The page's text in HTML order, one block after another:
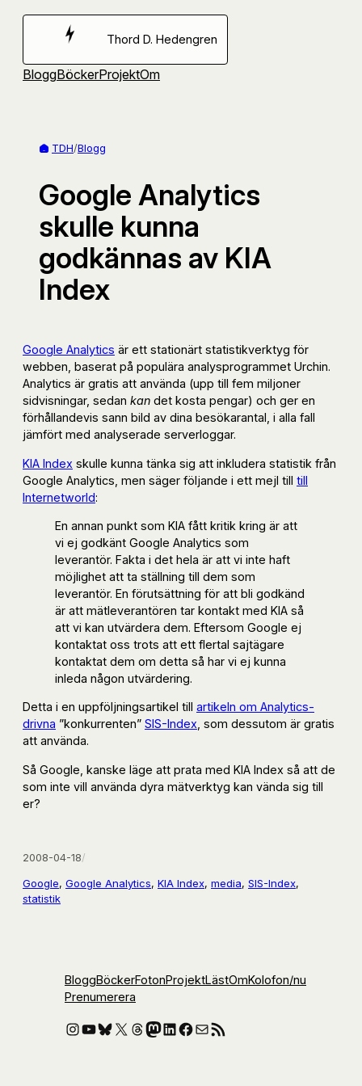
Hoppa
Thord D. Hedengren
BloggBöckerProjektOm
TDH/Blogg
Google Analytics
skulle kunna
godkännas av KIA
Index
Google Analytics är ett stationärt statistikverktyg för
webben, baserat på populära analysprogrammet Urchin.
Analytics är gratis att använda (upp till fem miljoner
sidvisningar, sedan kan det kosta pengar) och ger en
förhållandevis sann bild av dina besökarantal, i alla fall
jämfört med analyserade serverloggar.
KIA Index skulle kunna tänka sig att inkludera statistik från
Google Analytics, men säger följande i ett mejl till till
Internetworld:
En annan punkt som KIA fått kritik kring är att
vi ej godkänt Google Analytics som
leverantör. Fakta i det hela är att vi inte haft
möjlighet att ta ställning till dem som
leverantör. En förutsättning för att bli godkänd
är att mätleverantören tar kontakt med KIA så
att vi kan utvärdera dem. Eftersom Google ej
kontaktat oss trots att ett flertal sajtägare
kontaktat dem om detta så har vi ej kunna
inleda någon utvärdering.
Detta i en uppföljningsartikel till artikeln om Analytics-
drivna ”konkurrenten” SIS-Index, som dessutom är gratis
att använda.
Så Google, kanske läge att prata med KIA Index så att de
som inte vill använda dyra mätverktyg kan vända sig till
er?
2008-04-18/
Google, Google Analytics, KIA Index, media, SIS-Index
statistik
BloggBöckerFotonProjektLästOmKolofon/nu
Prenumerera
Instagram
YouTube
Bluesky
X Threads
Mastodon
LinkedIn
Facebook
E-postRSS-flöde